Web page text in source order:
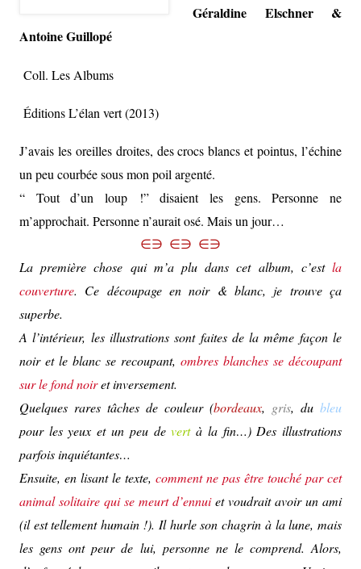
Géraldine Elschner &
Antoine Guillopé
Coll. Les Albums
Éditions L’élan vert (2013)
J’avais les oreilles droites, des crocs blancs et pointus, l’échine
un peu courbée sous mon poil argenté.
“Tout d’un loup !” disaient les gens. Personne ne
m’approchait. Personne n’aurait osé. Mais un jour…
∈∋ ∈∋ ∈∋
La première chose qui m’a plu dans cet album, c’estla
couverture. Ce découpage en noir & blanc, je trouve ça
superbe.
A l’intérieur, les illustrations sont faites de la même façon le
noir et le blanc se recoupant,ombres blanches se découpant
sur le fond noiret inversement.
Quelques rares tâches de couleur (bordeaux, gris, dubleu
pour les yeux et un peu devertà la fin…) Des illustrations
parfois inquiétantes…
Ensuite, en lisant le texte, comment ne pas être touché par cet
animal solitaire qui se meurt d’ennuiet voudrait avoir un ami
(il est tellement humain !). Il hurle son chagrin à la lune, mais
les gens ont peur de lui, personne ne le comprend. Alors,